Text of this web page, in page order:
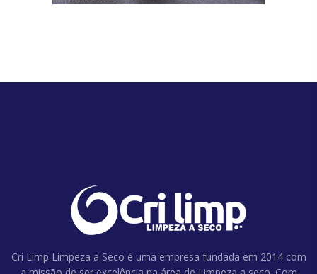
Cri Limp Limpeza a Seco é uma empresa fundada em 2014 com